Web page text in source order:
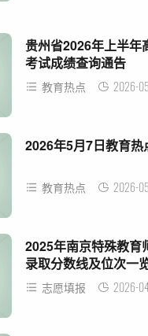
贵州省2026年上半年
考试成绩查询通告
教育热点 2026-
2026年5月7日教育热
教育热点 2026-
2025年南京特殊教育
录取分数线及位次一
志愿填报 2026-